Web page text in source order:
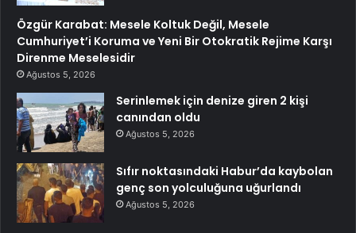
Özgür Karabat: Mesele Koltuk Değil, Mesele
Cumhuriyet’i Koruma ve Yeni Bir Otokratik Rejime Karşı
Direnme Meselesidir
Ağustos 5, 2026
Serinlemek için denize giren 2 kişi
canından oldu
Ağustos 5, 2026
Sıfır noktasındaki Habur’da kaybolan
genç son yolculuğuna uğurlandı
Ağustos 5, 2026